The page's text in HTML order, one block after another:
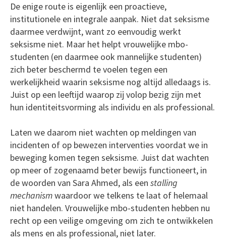
De enige route is eigenlijk een proactieve,
institutionele en integrale aanpak. Niet dat seksisme
daarmee verdwijnt, want zo eenvoudig werkt
seksisme niet. Maar het helpt vrouwelijke mbo-
studenten (en daarmee ook mannelijke studenten)
zich beter beschermd te voelen tegen een
werkelijkheid waarin seksisme nog altijd alledaags is.
Juist op een leeftijd waarop zij volop bezig zijn met
hun identiteitsvorming als individu en als professional.
Laten we daarom niet wachten op meldingen van
incidenten of op bewezen interventies voordat we in
beweging komen tegen seksisme. Juist dat wachten
op meer of zogenaamd beter bewijs functioneert, in
de woorden van Sara Ahmed, als een stalling
mechanismwaardoor we telkens te laat of helemaal
niet handelen. Vrouwelijke mbo-studenten hebben nu
recht op een veilige omgeving om zich te ontwikkelen
als mens en als professional, niet later.